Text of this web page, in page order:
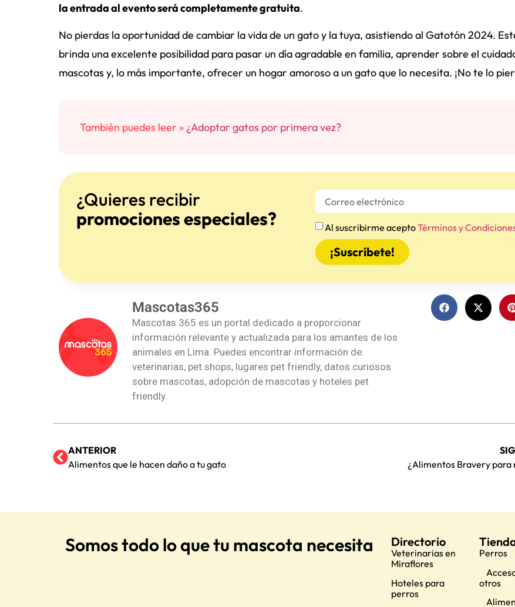
la entrada al evento será completamente gratuita.
No pierdas la oportunidad de cambiar la vida de un gato y la tuya, asistiendo al Gatotón 2024.
brinda una excelente posibilidad para pasar un día agradable en familia, aprender sobre el
mascotas y, lo más importante, ofrecer un hogar amoroso a un gato que lo necesita. ¡No te lo
También puedes leer » ¿Adoptar gatos por primera vez?
¿Quieres recibir
promociones especiales?
Al suscribirme aceptoTérminos y
¡Suscríbete!
Mascotas365
Mascotas 365 es un portal dedicado a proporcionar
información relevante y actualizada para los amantes de los
animales en Lima. Puedes encontrar información de:
veterinarias, pet shops, lugares pet friendly, datos curiosos
sobre mascotas, adopción de mascotas y hoteles pet
friendly.
ANTERIOR
Alimentos que le hacen daño a tu gato
¿Alimentos Bravery para
Somos todo lo que tu mascota necesita Directorio
Veterinarias en
Miraflores
Hoteles para
perros
Perros
otros